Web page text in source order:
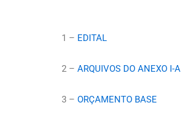
1 – EDITAL
2 – ARQUIVOS DO ANEXO I-A
3 – ORÇAMENTO BASE